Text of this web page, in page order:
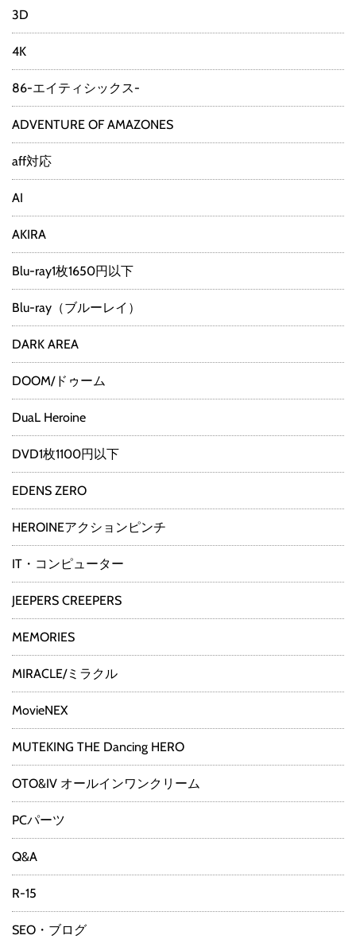
3D
4K
86-エイティシックス-
ADVENTURE OF AMAZONES
aff対応
AI
AKIRA
Blu-ray1枚1650円以下
Blu-ray（ブルーレイ）
DARK AREA
DOOM/ドゥーム
DuaL Heroine
DVD1枚1100円以下
EDENS ZERO
HEROINEアクションピンチ
IT・コンピューター
JEEPERS CREEPERS
MEMORIES
MIRACLE/ミラクル
MovieNEX
MUTEKING THE Dancing HERO
OTO&IV オールインワンクリーム
PCパーツ
Q&A
R-15
SEO・ブログ